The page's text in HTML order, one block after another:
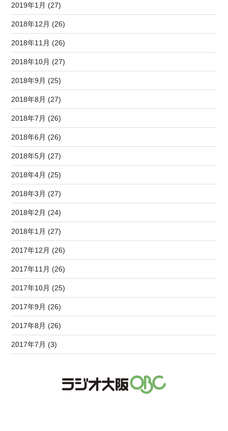
2019年1月 (27)
2018年12月 (26)
2018年11月 (26)
2018年10月 (27)
2018年9月 (25)
2018年8月 (27)
2018年7月 (26)
2018年6月 (26)
2018年5月 (27)
2018年4月 (25)
2018年3月 (27)
2018年2月 (24)
2018年1月 (27)
2017年12月 (26)
2017年11月 (26)
2017年10月 (25)
2017年9月 (26)
2017年8月 (26)
2017年7月 (3)